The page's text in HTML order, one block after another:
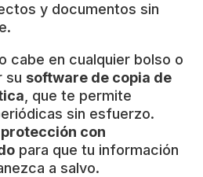
y documentos sin
cabe en cualquier bolso o
su software de copia de
, que te permite
sin esfuerzo.
protección con
para que tu información
a salvo.